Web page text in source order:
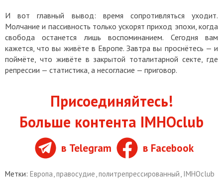
И вот главный вывод: время сопротивляться уходит.
Молчание и пассивность только ускорят приход эпохи, когда
свобода останется лишь воспоминанием. Сегодня вам
кажется, что вы живёте в Европе. Завтра вы проснётесь — и
поймёте, что живёте в закрытой тоталитарной секте, где
репрессии — статистика, а несогласие — приговор.
Присоединяйтесь!
Больше контента IMHOclub
в Telegram в Facebook
Метки: Европа,правосудие,политрепрессированный, IMHOclub